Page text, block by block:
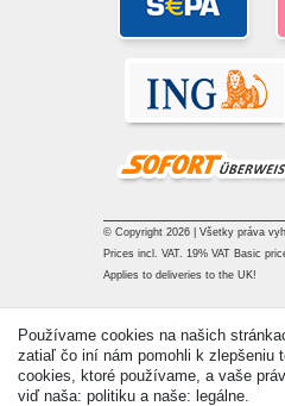
© Copyright 2026 | Všetky práva
Prices incl. VAT. 19% VAT Basic
Applies to deliveries to the UK!
Používame cookies na našich
zatiaľ čo iní nám pomohli k zlepšeniu
cookies, ktoré používame, a vaše
viď naša: politiku a naše: legálne.
Withdraw from